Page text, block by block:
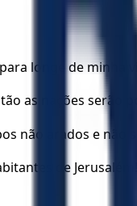
longe de minha
as nações serão
não arados e
de